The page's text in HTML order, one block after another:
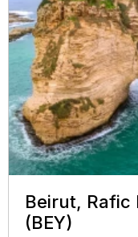
Beirut, Rafic
(BEY)